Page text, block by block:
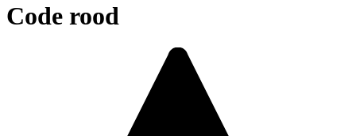
Code rood